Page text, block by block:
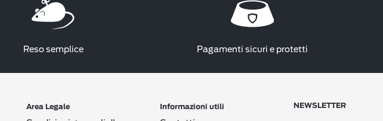
Reso semplice Pagamenti sicuri e protetti
NEWSLETTER
Area Legale Informazioni utili